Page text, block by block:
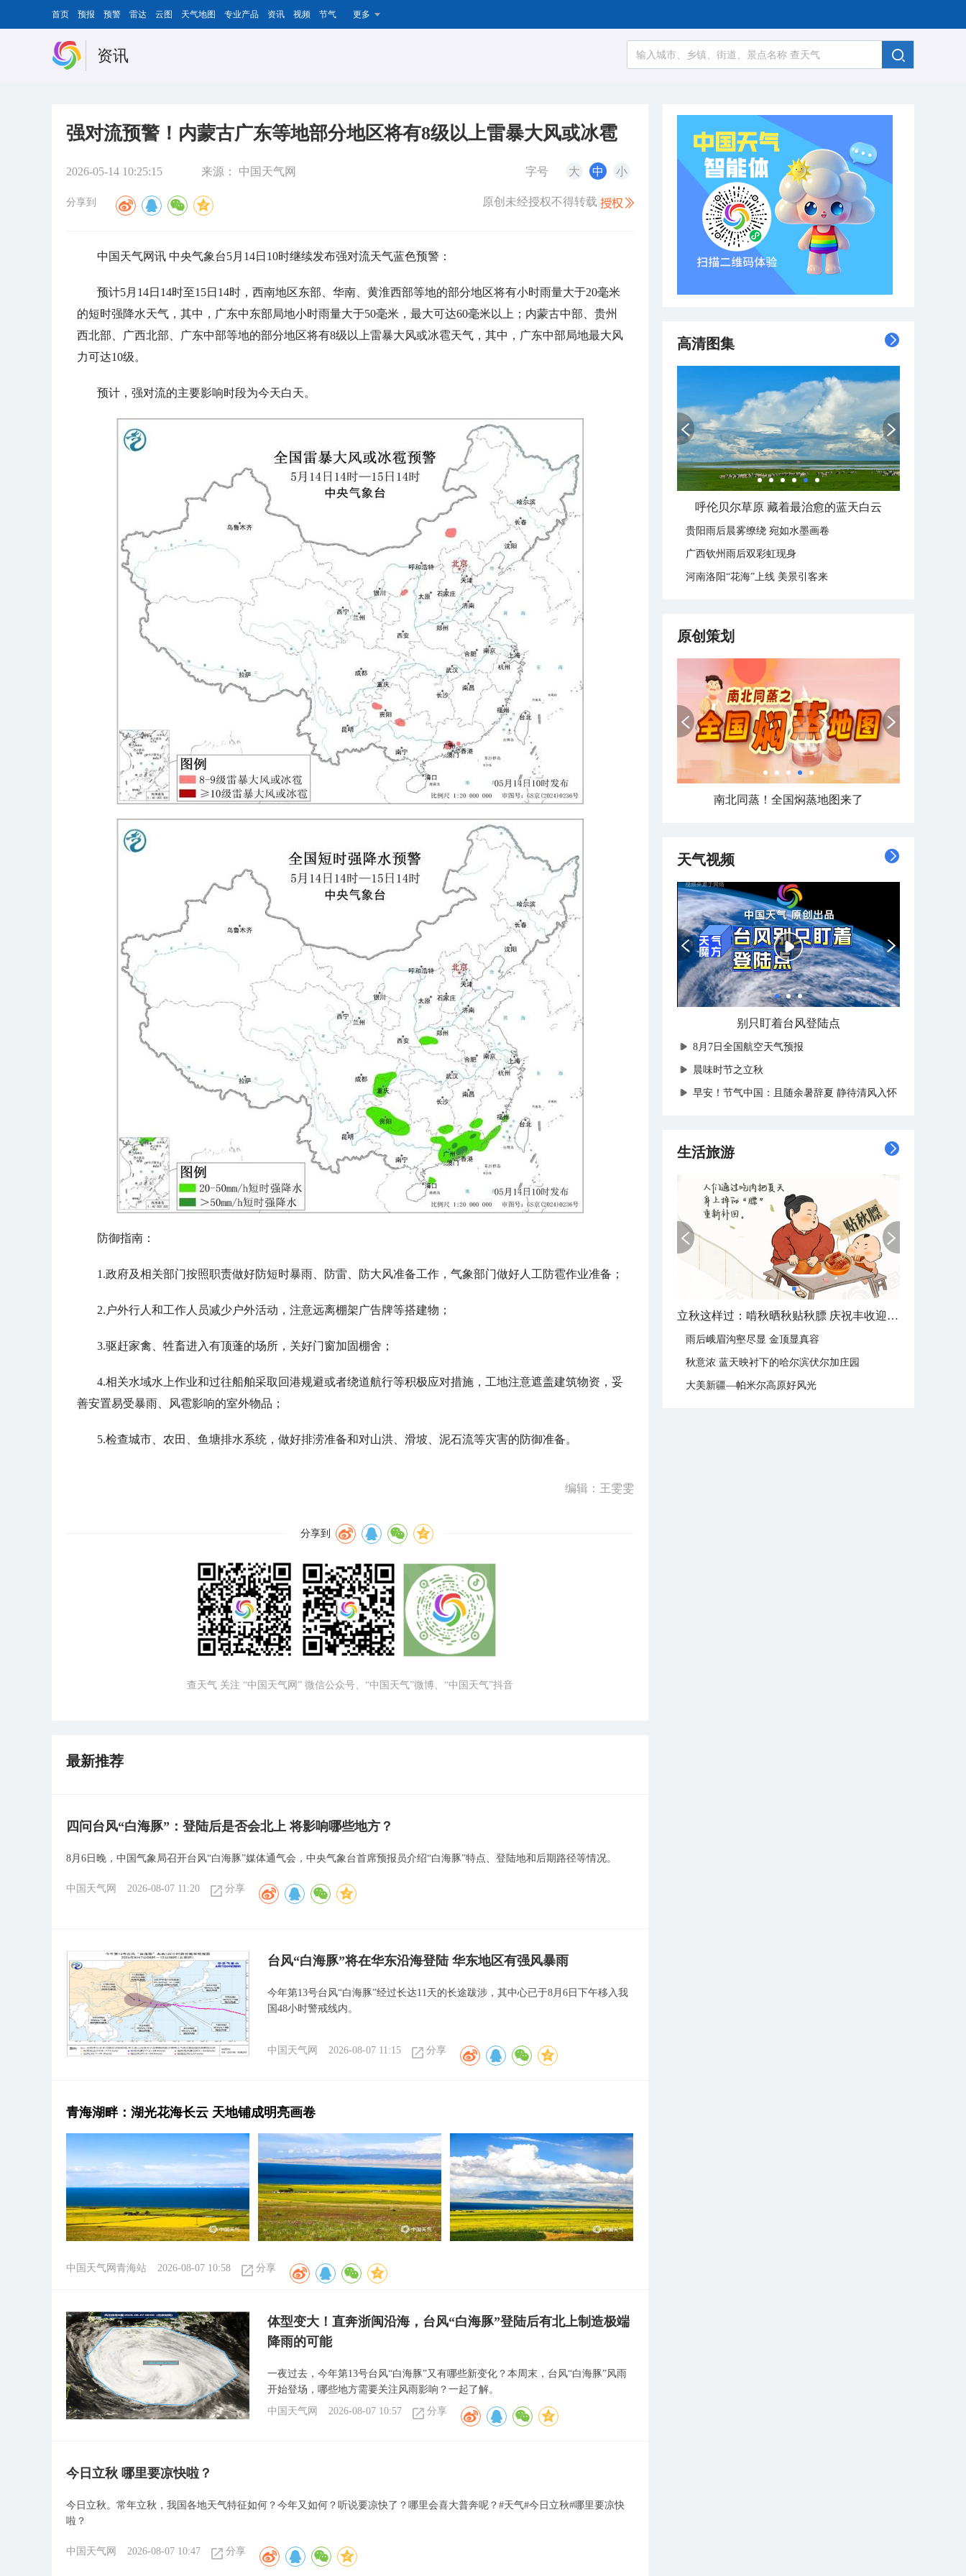
首页 预报 预警 雷达 云图 天气地图 专业产品 资讯 视频 节气 更多
资讯
强对流预警！内蒙古广东等地部分地区将有8级以上雷暴大风或冰雹
2026-05-14 10:25:15 来源： 中国天气网 字号 大 中 小
分享到 原创未经授权不得转载
中国天气网讯 中央气象台5月14日10时继续发布强对流天气蓝色预警：
预计5月14日14时至15日14时，西南地区东部、华南、黄淮西部等地的部分地区将有小时雨量大于20毫米
的短时强降水天气，其中，广东中东部局地小时雨量大于50毫米，最大可达60毫米以上；内蒙古中部、贵州
西北部、广西北部、广东中部等地的部分地区将有8级以上雷暴大风或冰雹天气，其中，广东中部局地最大风
力可达10级。
预计，强对流的主要影响时段为今天白天。
防御指南：
1.政府及相关部门按照职责做好防短时暴雨、防雷、防大风准备工作，气象部门做好人工防雹作业准备；
2.户外行人和工作人员减少户外活动，注意远离棚架广告牌等搭建物；
3.驱赶家禽、牲畜进入有顶蓬的场所，关好门窗加固棚舍；
4.相关水域水上作业和过往船舶采取回港规避或者绕道航行等积极应对措施，工地注意遮盖建筑物资，妥
善安置易受暴雨、风雹影响的室外物品；
5.检查城市、农田、鱼塘排水系统，做好排涝准备和对山洪、滑坡、泥石流等灾害的防御准备。
编辑：王雯雯
分享到
查天气 关注 “中国天气网” 微信公众号、“中国天气”微博、“中国天气”抖音
最新推荐
四问台风“白海豚”：登陆后是否会北上 将影响哪些地方？
8月6日晚，中国气象局召开台风“白海豚”媒体通气会，中央气象台首席预报员介绍“白海豚”特点、登陆地和后期路径等情况。
中国天气网 2026-08-07 11:20 分享
台风“白海豚”将在华东沿海登陆 华东地区有强风暴雨
今年第13号台风“白海豚”经过长达11天的长途跋涉，其中心已于8月6日下午移入我
国48小时警戒线内。
中国天气网 2026-08-07 11:15 分享
青海湖畔：湖光花海长云 天地铺成明亮画卷
中国天气网青海站 2026-08-07 10:58 分享
体型变大！直奔浙闽沿海，台风“白海豚”登陆后有北上制造极端
降雨的可能
一夜过去，今年第13号台风“白海豚”又有哪些新变化？本周末，台风“白海豚”风雨
开始登场，哪些地方需要关注风雨影响？一起了解。
中国天气网
2026-08-07 10:57 分享
今日立秋 哪里要凉快啦？
今日立秋。常年立秋，我国各地天气特征如何？今年又如何？听说要凉快了？哪里会喜大普奔呢？#天气#今日立秋#哪里要凉快
啦？
中国天气网 2026-08-07 10:47 分享
高清图集
走进青海祁连 邂逅一场大自然的顶级配色
贵阳雨后晨雾缭绕 宛如水墨画卷
广西钦州雨后双彩虹现身
河南洛阳“花海”上线 美景引客来
原创策划
天气视频
​中央气象台台风黄色预警
8月7日全国航空天气预报
晨味时节之立秋
早安！节气中国：且随余暑辞夏 静待清风入怀
生活旅游
立秋节气：北方逐渐转凉 南方暑热仍盛
雨后峨眉沟壑尽显 金顶显真容
秋意浓 蓝天映衬下的哈尔滨伏尔加庄园
大美新疆—帕米尔高原好风光